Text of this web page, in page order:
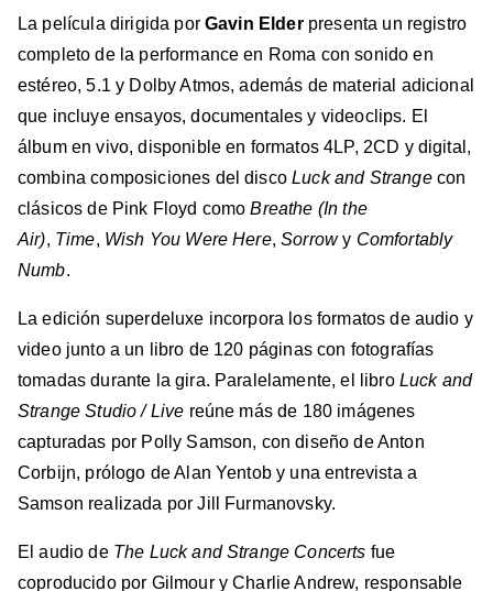
La película dirigida por Gavin Elderpresenta un registro
completo de la performance en Roma con sonido en
estéreo, 5.1 y Dolby Atmos, además de material adicional
que incluye ensayos, documentales y videoclips. El
álbum en vivo, disponible en formatos 4LP, 2CD y digital,
combina composiciones del discoLuck and Strangecon
clásicos de Pink Floyd comoBreathe (In the
Air), Time, Wish You Were Here,Sorrowy Comfortably
Numb.
La edición superdeluxe incorpora los formatos de audio y
video junto a un libro de 120 páginas con fotografías
tomadas durante la gira. Paralelamente, el libro Luck and
Strange Studio / Live reúne más de 180 imágenes
capturadas por Polly Samson, con diseño de Anton
Corbijn, prólogo de Alan Yentob y una entrevista a
Samson realizada por Jill Furmanovsky.
El audio de The Luck and Strange Concerts fue
coproducido por Gilmour y Charlie Andrew, responsable